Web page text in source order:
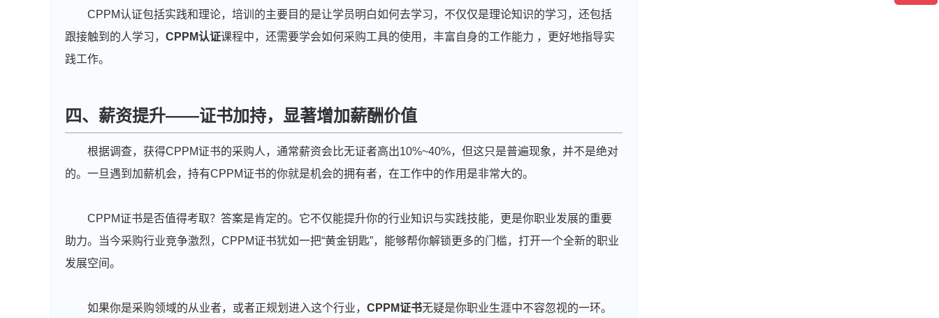
CPPM认证包括实践和理论，培训的主要目的是让学员明白如何去学习，不仅仅是理论知识的学习，还包括
跟接触到的人学习， CPPM认证课程中，还需要学会如何采购工具的使用，丰富自身的工作能力 ，更好地指导实
践工作。
四、薪资提升——证书加持，显著增加薪酬价值
根据调查，获得CPPM证书的采购人，通常薪资会比无证者高出10%~40%，但这只是普遍现象，并不是绝对
的。一旦遇到加薪机会，持有CPPM证书的你就是机会的拥有者，在工作中的作用是非常大的。
CPPM证书是否值得考取？答案是肯定的。它不仅能提升你的行业知识与实践技能，更是你职业发展的重要
助力。当今采购行业竞争激烈，CPPM证书犹如一把“黄金钥匙”，能够帮你解锁更多的门槛，打开一个全新的职业
发展空间。
如果你是采购领域的从业者，或者正规划进入这个行业， CPPM证书无疑是你职业生涯中不容忽视的一环。